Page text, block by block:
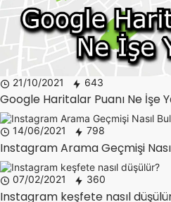
21/10/2021 643
Google Haritalar Puanı Ne İşe
14/06/2021 798
Instagram Arama Geçmişi
07/02/2021 360
Instagram keşfete nasıl